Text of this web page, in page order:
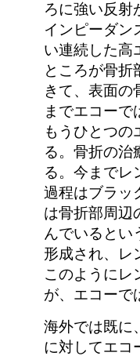
ろに強い反射
インピーダン
い連続した高
ところが骨折
きて、表面の
までエコーで
もうひとつの
る。骨折の治
る。今までレ
過程はブラッ
は骨折部周辺
んでいるとい
形成され、レ
このようにレ
が、エコーで
海外では既に
に対してエコ